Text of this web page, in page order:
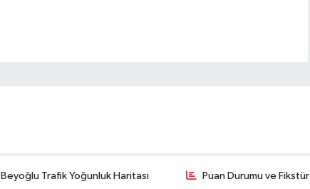
Beyoğlu Trafik Yoğunluk Haritası Puan Durumu ve Fikstür